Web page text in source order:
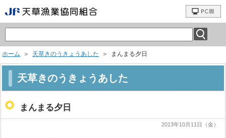
ホーム ＞ 天草きのうきょうあした ＞ まんまる夕日
天草きのうきょうあした
まんまる夕日
2013年10月11日（金）